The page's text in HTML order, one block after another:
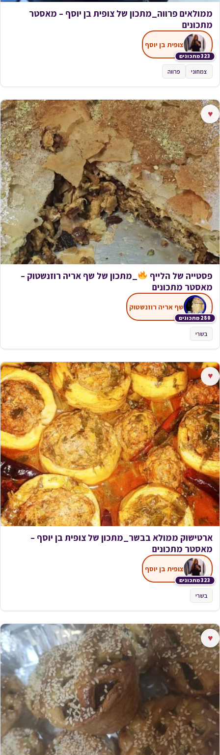
ממולאים פרווה_מתכון של צופית בן יוסף – מאסטר
מתכונים
323 מתכונים
צופית בן יוסף
צמחוני פרווה
♥
פסטייה של הלייף
_מתכון של שף אריה רוזנשטוק –
מאסטר מתכונים
280 מתכונים
שף אריה רוזנשטוק
בשרי
♥
ארטישוק ממולא בבשר_מתכון של צופית בן יוסף –
מאסטר מתכונים
323 מתכונים
צופית בן יוסף
בשרי
♥